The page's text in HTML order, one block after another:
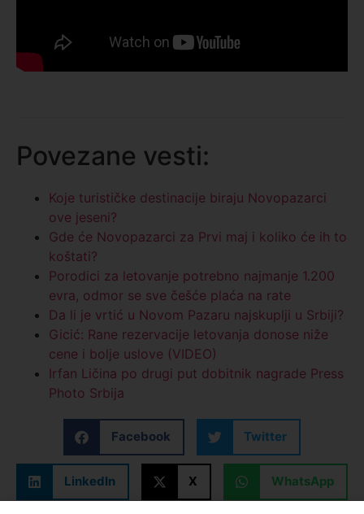
Povezane vesti:
Koje turističke destinacije biraju Novopazarci
ove jeseni?
Gde će Novopazarci za Prvi maj i koliko će ih to
koštati?
Porodici za letovanje potrebno najmanje 1.200
evra, odmor se sve češće plaća na rate
Da li je vrtić u Novom Pazaru najskuplji u Srbiji?
Gicić: Rane rezervacije letovanja donose niže
cene i bolje uslove (VIDEO)
Irfan Ličina po drugi put dobitnik nagrade Press
Photo Srbija
Facebook Twitter
LinkedIn X WhatsApp